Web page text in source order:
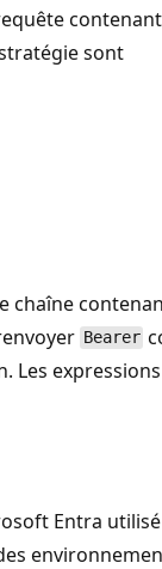
sont
chaîne
Bearer
Les
Entra